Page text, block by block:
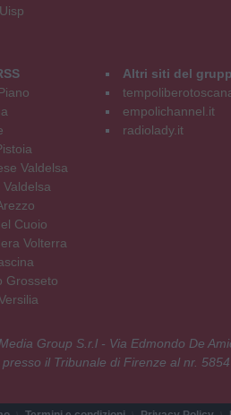
Valdelsa
Valdelsa
Cuoio
Volterra
Grosseto
Altri siti del
empolichannel.it
radiolady.it
Group S.r.l - Via Edmondo De
il Tribunale di Firenze al nr.